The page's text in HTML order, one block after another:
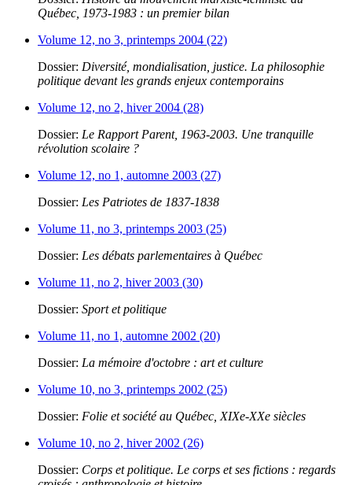
Québec, 1973-1983 : un premier bilan
Volume 12, no 3, printemps 2004 (22)
Dossier: Diversité, mondialisation, justice. La philosophie
politique devant les grands enjeux contemporains
Volume 12, no 2, hiver 2004 (28)
Dossier: Le Rapport Parent, 1963-2003. Une tranquille
révolution scolaire ?
Volume 12, no 1, automne 2003 (27)
Dossier: Les Patriotes de 1837-1838
Volume 11, no 3, printemps 2003 (25)
Dossier: Les débats parlementaires à Québec
Volume 11, no 2, hiver 2003 (30)
Dossier: Sport et politique
Volume 11, no 1, automne 2002 (20)
Dossier: La mémoire d'octobre : art et culture
Volume 10, no 3, printemps 2002 (25)
Dossier: Folie et société au Québec, XIXe-XXe siècles
Volume 10, no 2, hiver 2002 (26)
Dossier: Corps et politique. Le corps et ses fictions : regards